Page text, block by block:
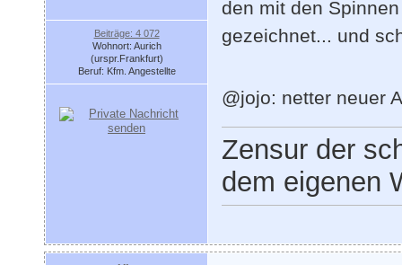
Beiträge: 4 072
Wohnort: Aurich
(urspr.Frankfurt)
Beruf: Kfm. Angestellte
den mit den
gezeichnet... und
@jojo: netter neuer
Zensur der
dem eigenen